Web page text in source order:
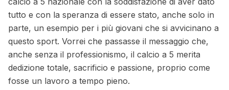
tutto e con la speranza di essere stato, anche solo in
parte, un esempio per i più giovani che si avvicinano a
questo sport. Vorrei che passasse il messaggio che,
anche senza il professionismo, il calcio a 5 merita
dedizione totale, sacrificio e passione, proprio come
fosse un lavoro a tempo pieno.